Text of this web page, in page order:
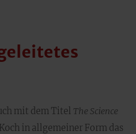
mit dem Titel The Science
in allgemeiner Form das